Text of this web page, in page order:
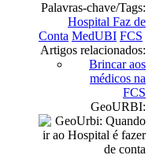
Palavras-chave/Tags:
Hospital Faz de
Conta MedUBI FCS
Artigos relacionados:
Brincar aos
médicos na
FCS
GeoURBI: